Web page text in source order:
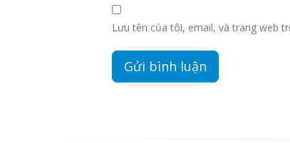
Lưu tên của tôi, email, và trang web